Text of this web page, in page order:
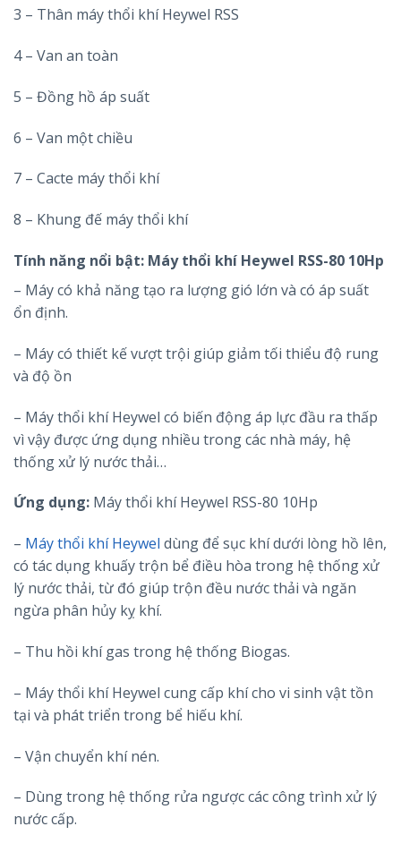
3 – Thân máy thổi khí Heywel RSS
4 – Van an toàn
5 – Đồng hồ áp suất
6 – Van một chiều
7 – Cacte máy thổi khí
8 – Khung đế máy thổi khí
Tính năng nổi bật: Máy thổi khí Heywel RSS-80 10Hp
– Máy có khả năng tạo ra lượng gió lớn và có áp suất
ổn định.
– Máy có thiết kế vượt trội giúp giảm tối thiểu độ rung
và độ ồn
– Máy thổi khí Heywel có biến động áp lực đầu ra thấp
vì vậy được ứng dụng nhiều trong các nhà máy, hệ
thống xử lý nước thải…
Ứng dụng: Máy thổi khí Heywel RSS-80 10Hp
– Máy thổi khí Heywel dùng để sục khí dưới lòng hồ lên,
có tác dụng khuấy trộn bể điều hòa trong hệ thống xử
lý nước thải, từ đó giúp trộn đều nước thải và ngăn
ngừa phân hủy kỵ khí.
– Thu hồi khí gas trong hệ thống Biogas.
– Máy thổi khí Heywel cung cấp khí cho vi sinh vật tồn
tại và phát triển trong bể hiếu khí.
– Vận chuyển khí nén.
– Dùng trong hệ thống rửa ngược các công trình xử lý
nước cấp.